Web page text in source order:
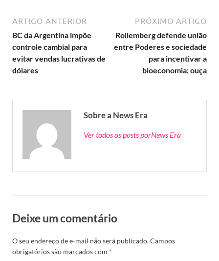
ARTIGO ANTERIOR
BC da Argentina impõe
controle cambial para
evitar vendas lucrativas de
dólares
PRÓXIMO ARTIGO
Rollemberg defende união
entre Poderes e sociedade
para incentivar a
bioeconomia; ouça
Sobre a News Era
Ver todos os posts porNews Era
Deixe um comentário
O seu endereço de e-mail não será publicado.Campos
obrigatórios são marcados com *